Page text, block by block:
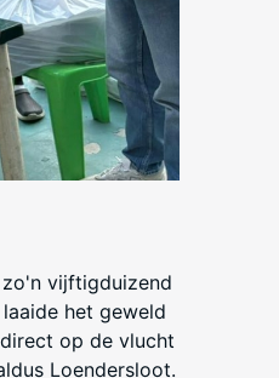
zo'n vijftigduizend
het geweld
op de vlucht
Loendersloot.